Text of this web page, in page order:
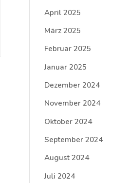
April 2025
März 2025
Februar 2025
Januar 2025
Dezember 2024
November 2024
Oktober 2024
September 2024
August 2024
Juli 2024